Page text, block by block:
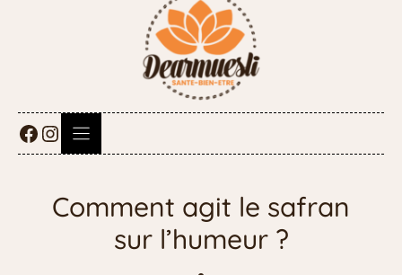
Comment agit le safran
sur l’humeur ?